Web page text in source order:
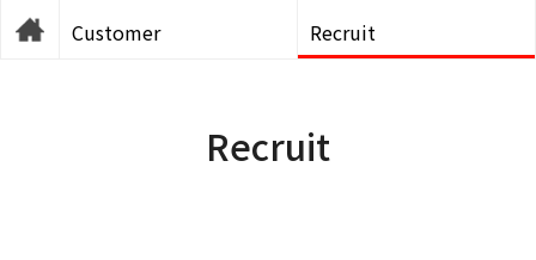
Customer Recruit
Recruit